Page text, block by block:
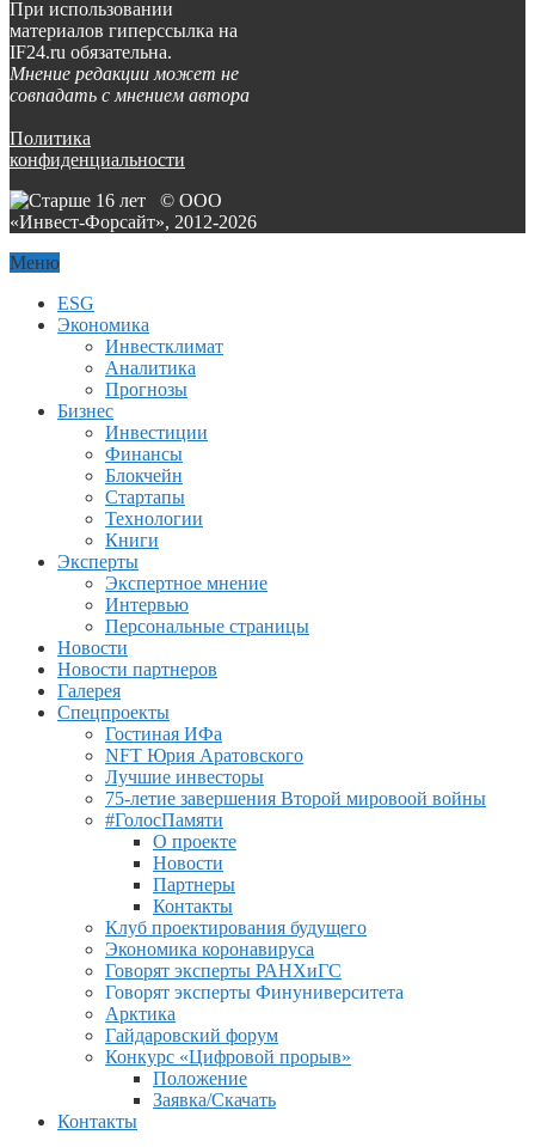
При использовании
материалов гиперссылка на
IF24.ru обязательна.
Мнение редакции может не
совпадать с мнением автора
Политика
конфиденциальности
© ООО
«Инвест-Форсайт», 2012-2026
Меню
ESG
Экономика
Инвестклимат
Аналитика
Прогнозы
Бизнес
Инвестиции
Финансы
Блокчейн
Стартапы
Технологии
Книги
Эксперты
Экспертное мнение
Интервью
Персональные страницы
Новости
Новости партнеров
Галерея
Спецпроекты
Гостиная ИФа
NFT Юрия Аратовского
Лучшие инвесторы
75-летие завершения Второй мировоой войны
#ГолосПамяти
О проекте
Новости
Партнеры
Контакты
Клуб проектирования будущего
Экономика коронавируса
Говорят эксперты РАНХиГС
Говорят эксперты Финуниверситета
Арктика
Гайдаровский форум
Конкурс «Цифровой прорыв»
Положение
Заявка/Скачать
Контакты